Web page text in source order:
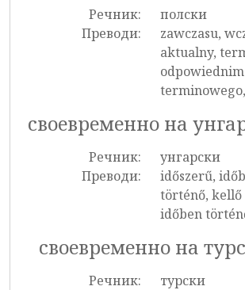
Речник:
полски
Преводи:
zawczasu,
aktualny,
odpowiednim
своевременно на
Речник:
унгарски
Преводи:
időszerű,
történő,
időben
своевременно на
Речник:
турски